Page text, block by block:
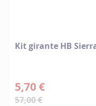
Kit girante HB
5,70 €
57,00 €